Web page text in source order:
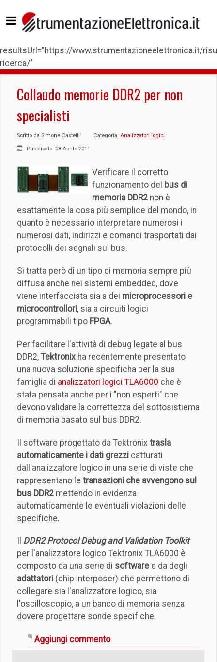
resultsUrl="https://www.strumentazioneelettronica.it/
ricerca/"
Collaudo memorie DDR2 per non
specialisti
Scritto da Simone Castelli Categoria: Analizzatori logici
Pubblicato: 08 Aprile 2011
Verificare il corretto
funzionamento del bus di
memoria DDR2 non è
esattamente la cosa più semplice del mondo, in
quanto è necessario interpretare numerosi i
numerosi dati, indirizzi e comandi trasportati dai
protocolli dei segnali sul bus.
Si tratta però di un tipo di memoria sempre più
diffusa anche nei sistemi embedded, dove
viene interfacciata sia a dei microprocessori e
microcontrollori, sia a circuiti logici
programmabili tipo FPGA.
Per facilitare l'attività di debug legate al bus
DDR2, Tektronix ha recentemente presentato
una nuova soluzione specificha per la sua
famiglia di analizzatori logici TLA6000 che è
stata pensata anche per i "non esperti" che
devono validare la correttezza del sottosistiema
di memoria basato sul bus DDR2.
Il software progettato da Tektronix trasla
automaticamente i dati grezzi catturati
dall'analizzatore logico in una serie di viste che
rappresentano le transazioni che avvengono sul
bus DDR2 mettendo in evidenza
automaticamente le eventuali violazioni delle
specifiche.
DDR2 Protocol Debug and Validation Toolkit
per l'analizzatore logico Tektronix TLA6000 è
composto da una serie di software e da degli
adattatori (chip interposer) che permettono di
collegare sia l'analizzatore logico, sia
l'oscilloscopio, a un banco di memoria senza
dovere progettare sonde specifiche.
Aggiungi commento